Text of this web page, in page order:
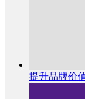
提升品牌价